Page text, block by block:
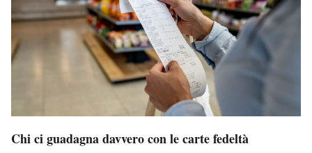
Chi ci guadagna davvero con le carte fedeltà